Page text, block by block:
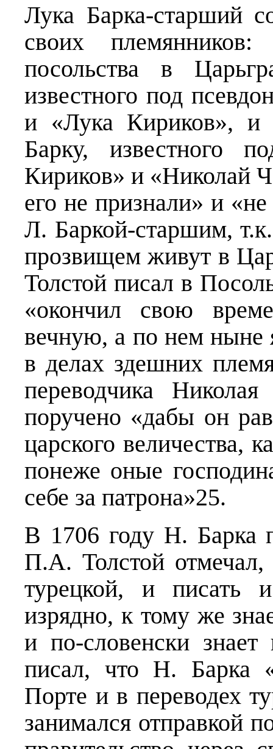
Лука Барка-старший
своих племянников:
посольства в
известного под
и «Лука Кириков», и
Барку, известного
Кириков» и «Николай
его не признали» и
Л. Баркой-старшим,
прозвищем живут в
Толстой писал в
«окончил свою
вечную, а по нем ныне
в делах здешних
переводчика
поручено «дабы он
царского величества,
понеже оные
себе за патрона»25.
В 1706 году Н. Барка
П.А. Толстой отмечал,
турецкой, и писать
изрядно, к тому же
и по-словенски
писал, что Н. Барка
Порте и в переводех
занимался отправкой